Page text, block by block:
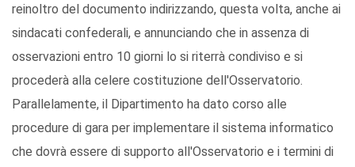
reinoltro del documento indirizzando, questa volta, anche ai
sindacati confederali, e annunciando che in assenza di
osservazioni entro 10 giorni lo si riterrà condiviso e si
procederà alla celere costituzione dell'Osservatorio.
Parallelamente, il Dipartimento ha dato corso alle
procedure di gara per implementare il sistema informatico
che dovrà essere di supporto all'Osservatorio e i termini di